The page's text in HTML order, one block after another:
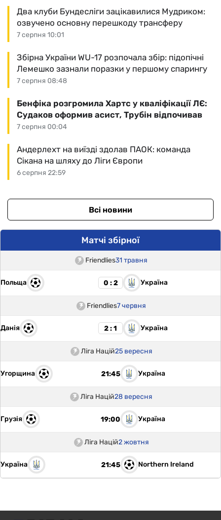
7 серпня 10:01
Два клуби Бундесліги зацікавилися Мудриком:
озвучено основну перешкоду трансферу
7 серпня 08:48
Збірна України WU-17 розпочала збір: підопічні
Лемешко зазнали поразки у першому спарингу
7 серпня 00:04
Бенфіка розгромила Хартс у кваліфікації ЛЄ:
Судаков оформив асист, Трубін відпочивав
6 серпня 22:59
Андерлехт на виїзді здолав ПАОК: команда
Сікана на шляху до Ліги Європи
Всі новини
Матчі збірної
Friendlies31 травня
Польща 0 : 2 Україна
Friendlies7 червня
Данія 2 : 1 Україна
Ліга Націй25 вересня
Угорщина 21:45 Україна
Ліга Націй28 вересня
Грузія 19:00 Україна
Ліга Націй2 жовтня
Україна 21:45 Northern Ireland